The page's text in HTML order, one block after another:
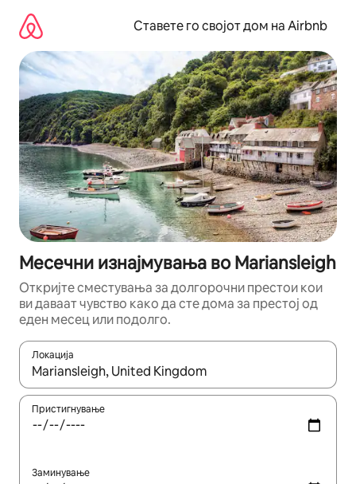
содржина
Ставете го својот дом на Airbnb
Месечни изнајмувања во Mariansleigh
Откријте сместувања за долгорочни престои кои
ви даваат чувство како да сте дома за престој од
еден месец или подолго.
Локација
Кога резултатите се достапни, движете се со копчињата
Пристигнување
Заминување